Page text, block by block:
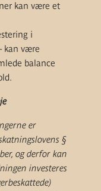
kan være et
i
kan være
balance
er
§
og derfor kan
investeres